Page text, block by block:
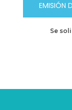
EMISIÓN
Se